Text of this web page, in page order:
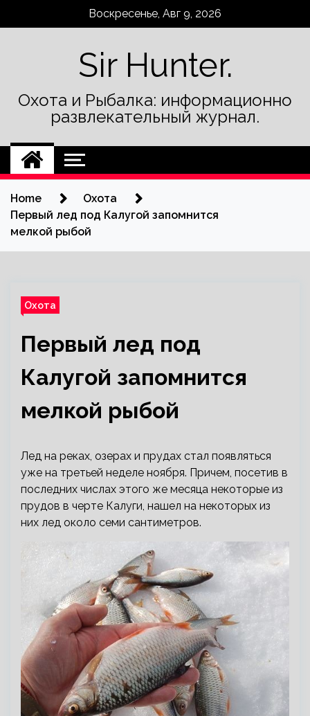
Воскресенье, Авг 9, 2026
Sir Hunter.
Охота и Рыбалка: информационно
развлекательный журнал.
Home
Охота
Первый лед под Калугой запомнится
мелкой рыбой
Охота
Первый лед под
Калугой запомнится
мелкой рыбой
Лед на реках, озерах и прудах стал появляться
уже на третьей неделе ноября. Причем, посетив в
последних числах этого же месяца некоторые из
прудов в черте Калуги, нашел на некоторых из
них лед около семи сантиметров.